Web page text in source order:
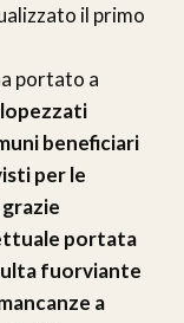
il primo
portato a
beneficiari
per le
portata
fuorviante
a